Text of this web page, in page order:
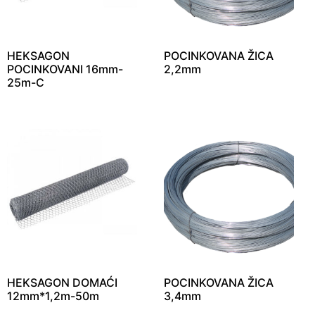
HEKSAGON
POCINKOVANI 16mm-
25m-C
POCINKOVANA ŽICA
2,2mm
HEKSAGON DOMAĆI
12mm*1,2m-50m
POCINKOVANA ŽICA
3,4mm